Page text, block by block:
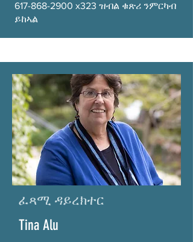
617-868-2900 x323 ዝብል ቁጽሪ ንምርካብ
ይከኣል
ፈጻሚ ዳይረክተር
Tina Alu